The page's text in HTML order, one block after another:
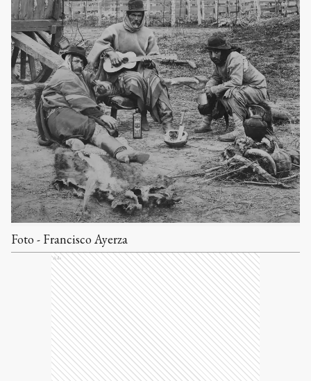
Foto - Francisco Ayerza
Ads